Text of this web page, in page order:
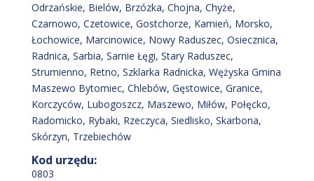
Odrzańskie, Bielów, Brzózka, Chojna, Chyże,
Czarnowo, Czetowice, Gostchorze, Kamień, Morsko,
Łochowice, Marcinowice, Nowy Raduszec, Osiecznica,
Radnica, Sarbia, Sarnie Łęgi, Stary Raduszec,
Strumienno, Retno, Szklarka Radnicka, Wężyska Gmina
Maszewo Bytomiec, Chlebów, Gęstowice, Granice,
Korczyców, Lubogoszcz, Maszewo, Miłów, Połęcko,
Radomicko, Rybaki, Rzeczyca, Siedlisko, Skarbona,
Skórzyn, Trzebiechów
Kod urzędu:
0803